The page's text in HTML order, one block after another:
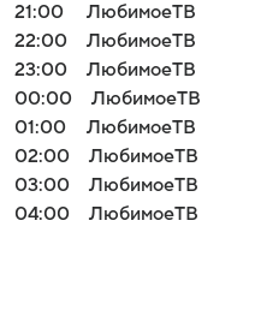
21:00
ЛюбимоеТВ
22:00
ЛюбимоеТВ
23:00
ЛюбимоеТВ
00:00
ЛюбимоеТВ
01:00
ЛюбимоеТВ
02:00
ЛюбимоеТВ
03:00
ЛюбимоеТВ
04:00
ЛюбимоеТВ